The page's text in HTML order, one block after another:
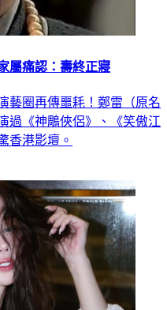
屬痛認：壽終正寢
藝圈再傳噩耗！鄭雷（原名
過《神鵰俠侶》、《笑傲江
香港影壇。